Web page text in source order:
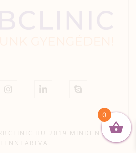
2019 MINDEN JOG
FENNTARTVA.
0